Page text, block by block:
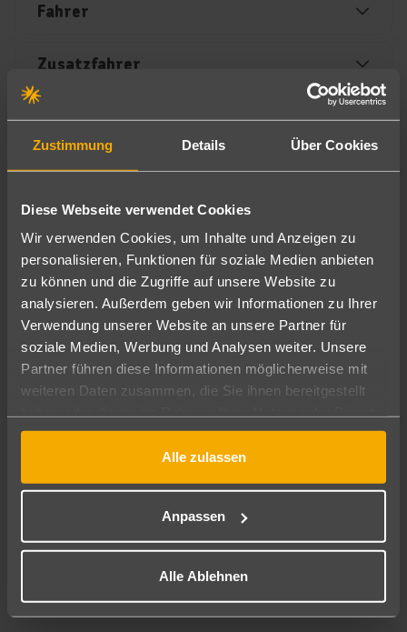
Zustimmung Details Über Cookies
Diese Webseite verwendet Cookies
Wir verwenden Cookies, um Inhalte und Anzeigen zu
personalisieren, Funktionen für soziale Medien anbieten
zu können und die Zugriffe auf unsere Website zu
analysieren. Außerdem geben wir Informationen zu Ihrer
Verwendung unserer Website an unsere Partner für
soziale Medien, Werbung und Analysen weiter. Unsere
Partner führen diese Informationen möglicherweise mit
weiteren Daten zusammen, die Sie ihnen bereitgestellt
gesammelt haben.
Alle zulassen
Anpassen
Alle Ablehnen
Fahrer
Zusatzfahrer
Tankregelung
Haftplichtversicherung
Insassenversicherung
Diebstahlversicherung
Selbstbehalt
Kaution
Kreditkarte
Gebühren für Zusatzausstattung